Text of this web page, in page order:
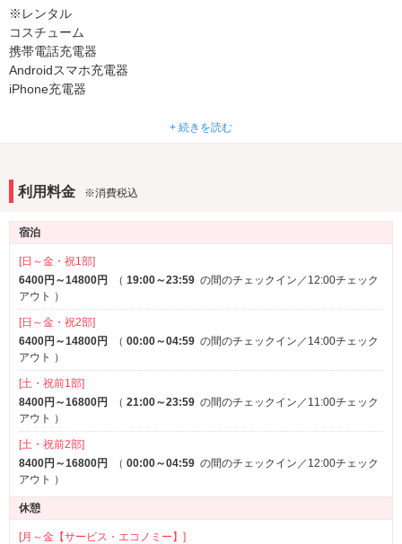
音響・映像・通信
カラオケ ※一部
Wi-Fi
クロームキャスト
部屋タイプ
テラス
1名利用可 鏡張り
VIPルーム(特室) ※一部
サービス
ルームサービス
※レンタル
コスチューム
携帯電話充電器
Androidスマホ充電器
iPhone充電器
ビデオオンデマンド
+ 続きを読む
利用料金 ※消費税込
宿泊
[日～金・祝1部]
6400円～14800円
（ 19:00～23:59 の間のチェックイン／12:00チェック
アウト ）
[日～金・祝2部]
6400円～14800円
（ 00:00～04:59 の間のチェックイン／14:00チェック
アウト ）
[土・祝前1部]
8400円～16800円
（ 21:00～23:59 の間のチェックイン／11:00チェック
アウト ）
[土・祝前2部]
8400円～16800円
（ 00:00～04:59 の間のチェックイン／12:00チェック
アウト ）
休憩
[月～金【サービス・エコノミー】]